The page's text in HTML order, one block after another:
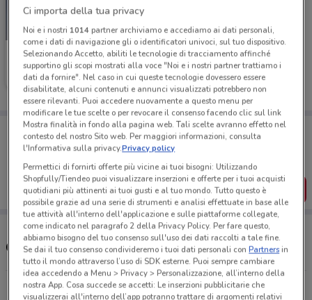
-1 GIORNO
Unieuro
Scade domani 1.6 km
Porta DoveConviene sempre con te!
Puoi trovare le migliori offerte dei negozi vicino a te,
salvarle e creare la tua lista del risparmio, comodamente
dal tuo cellulare.
SCARICA L’APP
Orari e Indirizzi Unieuro
Via Carlo Amoretti, 1 Novate Milanese
Ci importa della tua privacy
Noi e i nostri 1014partner archiviamo e accediamo ai dati personali,
come i dati di navigazione gli o identificatori univoci, sul tuo dispositivo.
Selezionando Accetto, abiliti le tecnologie di tracciamento affinché
supportino gli scopi mostrati alla voce "Noi e i nostri partner trattiamo i
dati da fornire". Nel caso in cui queste tecnologie dovessero essere
disabilitate, alcuni contenuti e annunci visualizzati potrebbero non
essere rilevanti. Puoi accedere nuovamente a questo menu per
modificare le tue scelte o per revocare il consenso facendo clic sul link
Mostra finalità in fondo alla pagina web. Tali scelte avranno effetto nel
contesto del nostro Sito web. Per maggiori informazioni, consulta
l'Informativa sulla privacy.Privacy policy
Permettici di fornirti offerte più vicine ai tuoi bisogni: Utilizzando
Shopfully/Tiendeo puoi visualizzare inserzioni e offerte per i tuoi acquisti
quotidiani più attinenti ai tuoi gusti e al tuo mondo. Tutto questo è
possibile grazie ad una serie di strumenti e analisi effettuate in base alle
tue attività all'interno dell'applicazione e sulle piattaforme collegate,
come indicato nel paragrafo 2 della Privacy Policy. Per fare questo,
abbiamo bisogno del tuo consenso sull'uso dei dati raccolti a tale fine.
Se dai il tuo consenso condivideremo i tuoi dati personali conPartnersin
tutto il mondo attraverso l’uso di SDK esterne. Puoi sempre cambiare
idea accedendo a Menu > Privacy > Personalizzazione, all’interno della
nostra App. Cosa succede se accetti: Le inserzioni pubblicitarie che
visualizzerai all'interno dell’app potranno trattare di argomenti relativi